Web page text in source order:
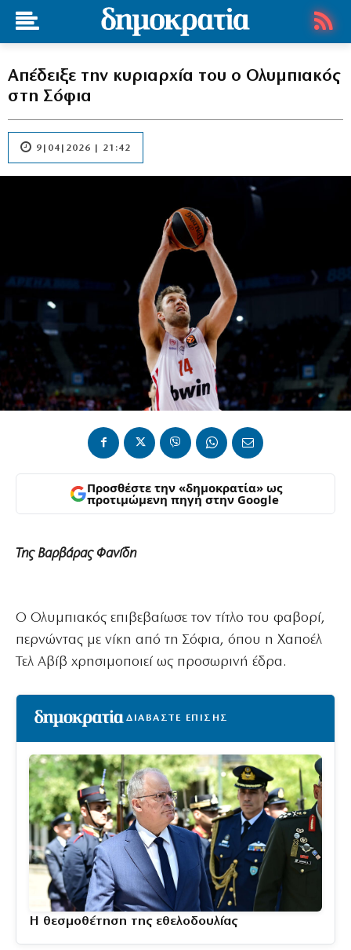
Απέδειξε την κυριαρχία του ο Ολυμπιακός
στη Σόφια
9|04|2026 | 21:42
Προσθέστε την «δημοκρατία» ως
προτιμώμενη πηγή στην Google
Της Βαρβάρας Φανίδη
Ο Ολυμπιακός επιβεβαίωσε τον τίτλο του φαβορί,
περνώντας με νίκη από τη Σόφια, όπου η Χαποέλ
Τελ Αβίβ χρησιμοποιεί ως προσωρινή έδρα.
ΔΙΑΒΑΣΤΕ ΕΠΙΣΗΣ
Η θεσμοθέτηση της εθελοδουλίας